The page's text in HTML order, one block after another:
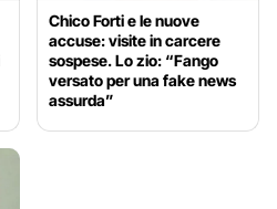
Chico Forti e le nuove
accuse: visite in carcere
sospese. Lo zio: “Fango
versato per una fake news
assurda”